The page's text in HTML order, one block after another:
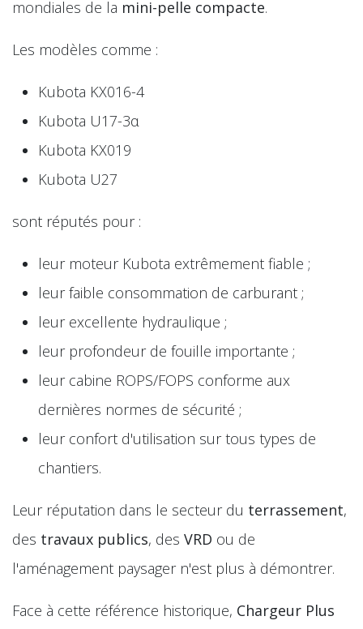
mondiales de la mini-pelle compacte.
Les modèles comme :
Kubota KX016-4
Kubota U17-3α
Kubota KX019
Kubota U27
sont réputés pour :
leur moteur Kubota extrêmement fiable ;
leur faible consommation de carburant ;
leur excellente hydraulique ;
leur profondeur de fouille importante ;
leur cabine ROPS/FOPS conforme aux
dernières normes de sécurité ;
leur confort d'utilisation sur tous types de
chantiers.
Leur réputation dans le secteur du terrassement,
des travaux publics, des VRD ou de
l'aménagement paysager n'est plus à démontrer.
Face à cette référence historique, Chargeur Plus